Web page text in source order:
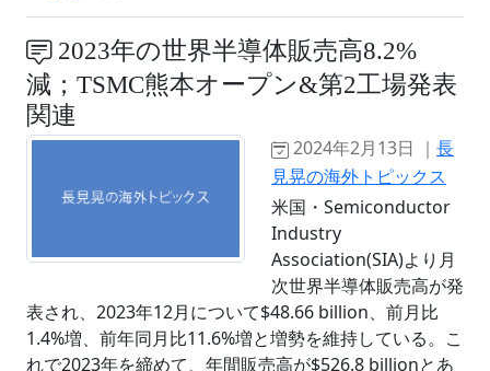
2023年の世界半導体販売高8.2%
減；TSMC熊本オープン&第2工場発表
関連
2024年2月13日 ｜ 長
見晃の海外トピックス
米国・Semiconductor
Industry
Association(SIA)より月
次世界半導体販売高が発
表され、2023年12月について$48.66 billion、前月比
1.4%増、前年同月比11.6%増と増勢を維持している。こ
れで2023年を締めて、年間販売高が$526.8 billionとあ